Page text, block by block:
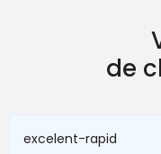
de
excelent-rapid